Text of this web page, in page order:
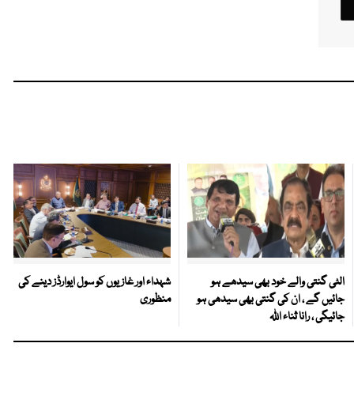
الٹی گنتی والے خود بھی سیدھے ہو
جائیں گے ، ان کی گنتی بھی سیدھی ہو
جائیگی ، رانا ثناء اللہ
شہداء اور غازیوں کو سول ایوارڈز دینے کی
منظوری